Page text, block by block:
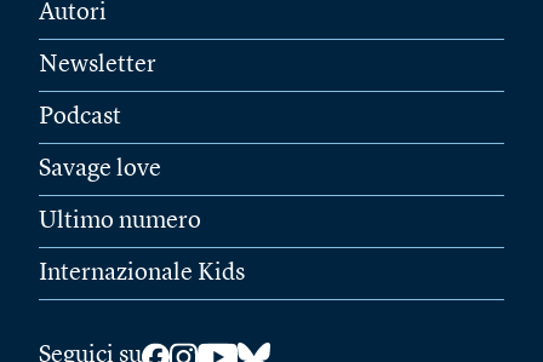
Autori
Newsletter
Podcast
Savage love
Ultimo numero
Internazionale Kids
Seguici su